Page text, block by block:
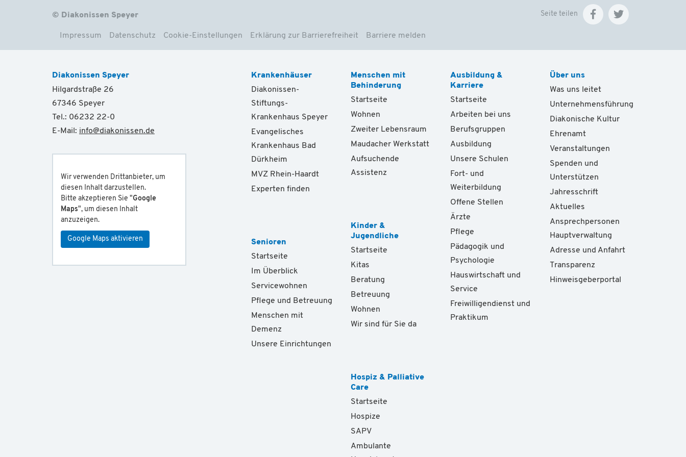
© Diakonissen Speyer
Impressum Datenschutz Cookie-Einstellungen Erklärung zur Barrierefreiheit Barriere melden
Seite teilen
Diakonissen Speyer
Hilgardstraße 26
67346 Speyer
Tel.: 06232 22-0
E-Mail: info@diakonissen.de
Wir verwenden Drittanbieter, um
diesen Inhalt darzustellen.
Bitte akzeptieren Sie "Google
Maps", um diesen Inhalt
anzuzeigen.
Google Maps aktivieren
Krankenhäuser
Diakonissen-
Stiftungs-
Krankenhaus Speyer
Evangelisches
Krankenhaus Bad
Dürkheim
MVZ Rhein-Haardt
Experten finden
Senioren
Startseite
Im Überblick
Servicewohnen
Pflege und Betreuung
Menschen mit
Demenz
Unsere Einrichtungen
Menschen mit
Behinderung
Startseite
Wohnen
Zweiter Lebensraum
Maudacher Werkstatt
Aufsuchende
Assistenz
Kinder &
Jugendliche
Startseite
Kitas
Beratung
Betreuung
Wohnen
Wir sind für Sie da
Hospiz & Palliative
Care
Startseite
Hospize
SAPV
Ambulante
Ausbildung &
Karriere
Startseite
Arbeiten bei uns
Berufsgruppen
Ausbildung
Unsere Schulen
Fort- und
Weiterbildung
Offene Stellen
Ärzte
Pflege
Pädagogik und
Psychologie
Hauswirtschaft und
Service
Freiwilligendienst und
Praktikum
Über uns
Was uns leitet
Unternehmensführung
Diakonische Kultur
Ehrenamt
Veranstaltungen
Spenden und
Unterstützen
Jahresschrift
Aktuelles
Ansprechpersonen
Hauptverwaltung
Adresse und Anfahrt
Transparenz
Hinweisgeberportal